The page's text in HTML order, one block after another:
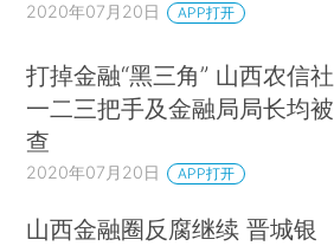
2020年07月20日 APP打开
打掉金融“黑三角” 山西农信社
一二三把手及金融局局长均被
查
2020年07月20日 APP打开
山西金融圈反腐继续 晋城银